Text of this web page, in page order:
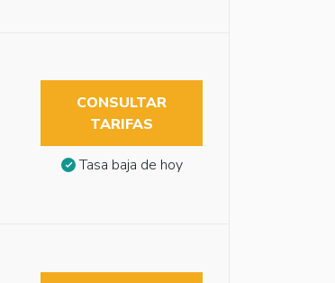
CONSULTAR
TARIFAS
Tasa baja de hoy